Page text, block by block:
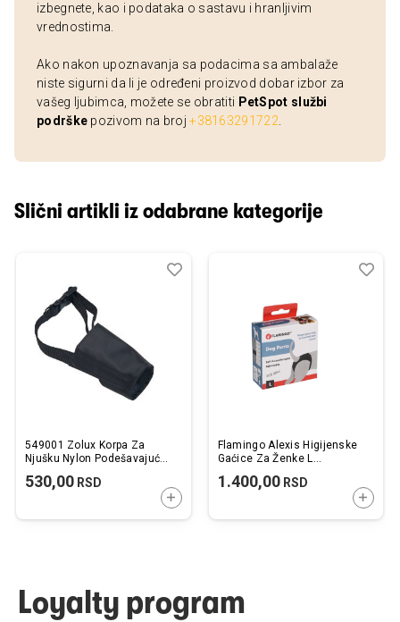
izbegnete, kao i podataka o sastavu i hranljivim
vrednostima.
Ako nakon upoznavanja sa podacima sa ambalaže
niste sigurni da li je određeni proizvod dobar izbor za
vašeg ljubimca, možete se obratiti PetSpot službi
podrške pozivom na broj+38163291722
Slični artikli iz odabrane kategorije
549001 Zolux Korpa Za
Njušku Nylon Podešavajuća
530,00 RSD
DODAJTE U KORPU
Dodaj
Uporedi
Flamingo Alexis Higijenske
Gaćice Za Ženke L
1.400,00RSD
Loyalty program